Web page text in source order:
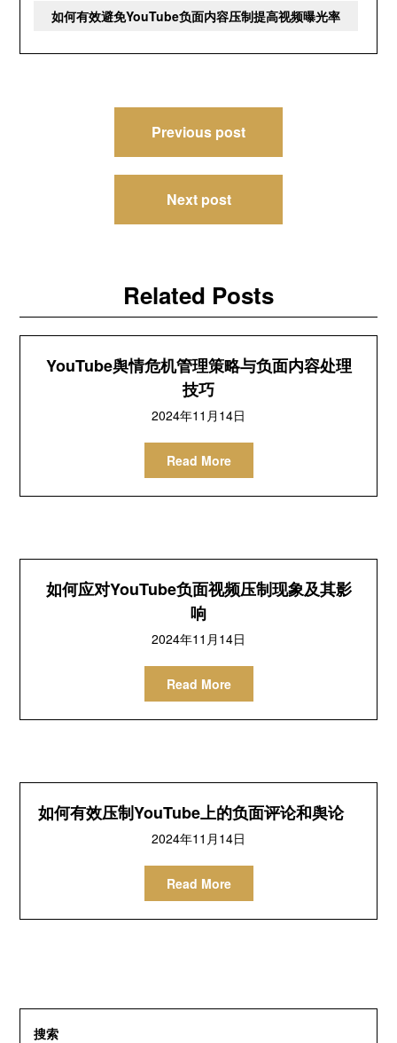
如何有效避免YouTube负面内容压制提高视频曝光率
Previous post
Next post
Related Posts
YouTube舆情危机管理策略与负面内容处理
技巧
2024年11月14日
Read More
如何应对YouTube负面视频压制现象及其影
响
2024年11月14日
Read More
如何有效压制YouTube上的负面评论和舆论
2024年11月14日
Read More
搜索